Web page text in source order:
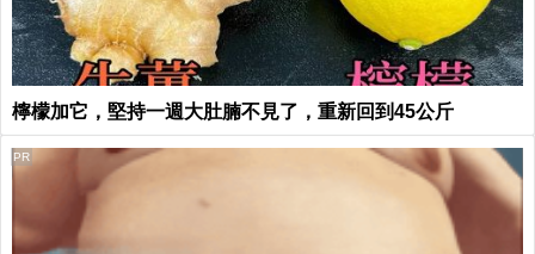
檸檬加它，堅持一週大肚腩不見了，重新回到45公斤
PR